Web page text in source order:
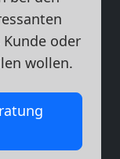
oder
wollen.